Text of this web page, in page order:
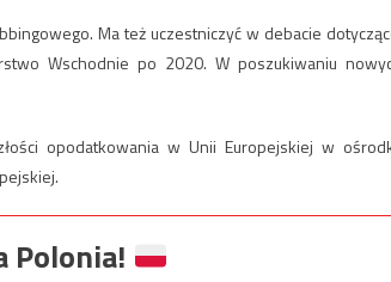
Ma też uczestniczyć w debacie
Wschodnie po 2020. W poszukiwaniu
opodatkowania w Unii Europejskiej w
Polonia!